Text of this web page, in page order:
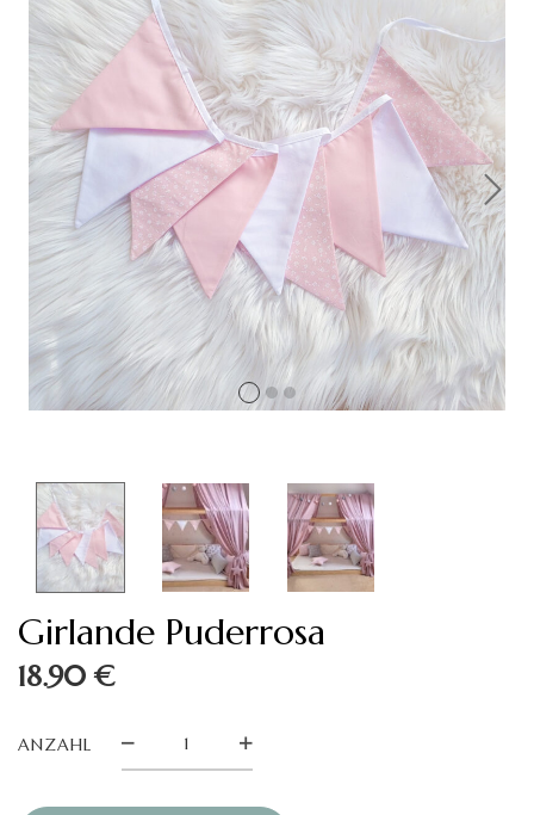
Girlande Puderrosa
18.90€
ANZAHL
Girlande
quantity